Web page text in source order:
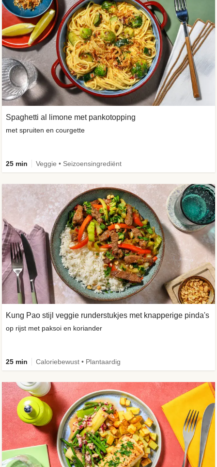
Spaghetti al limone met pankotopping
met spruiten en courgette
25 min Veggie • Seizoensingrediënt
Kung Pao stijl veggie runderstukjes met knapperige pinda's
op rijst met paksoi en koriander
25 min Caloriebewust • Plantaardig